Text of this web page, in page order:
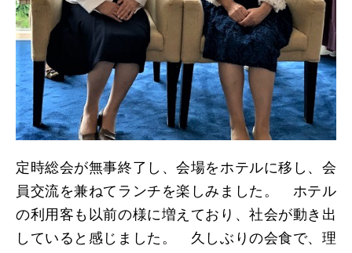
リンク
LINK
お問い合わせ
CONTACT
会員専用
MEMBERS ONLY
定時総会が無事終了し、会場をホテルに移し、会
員交流を兼ねてランチを楽しみました。 ホテル
の利用客も以前の様に増えており、社会が動き出
していると感じました。 久しぶりの会食で、理